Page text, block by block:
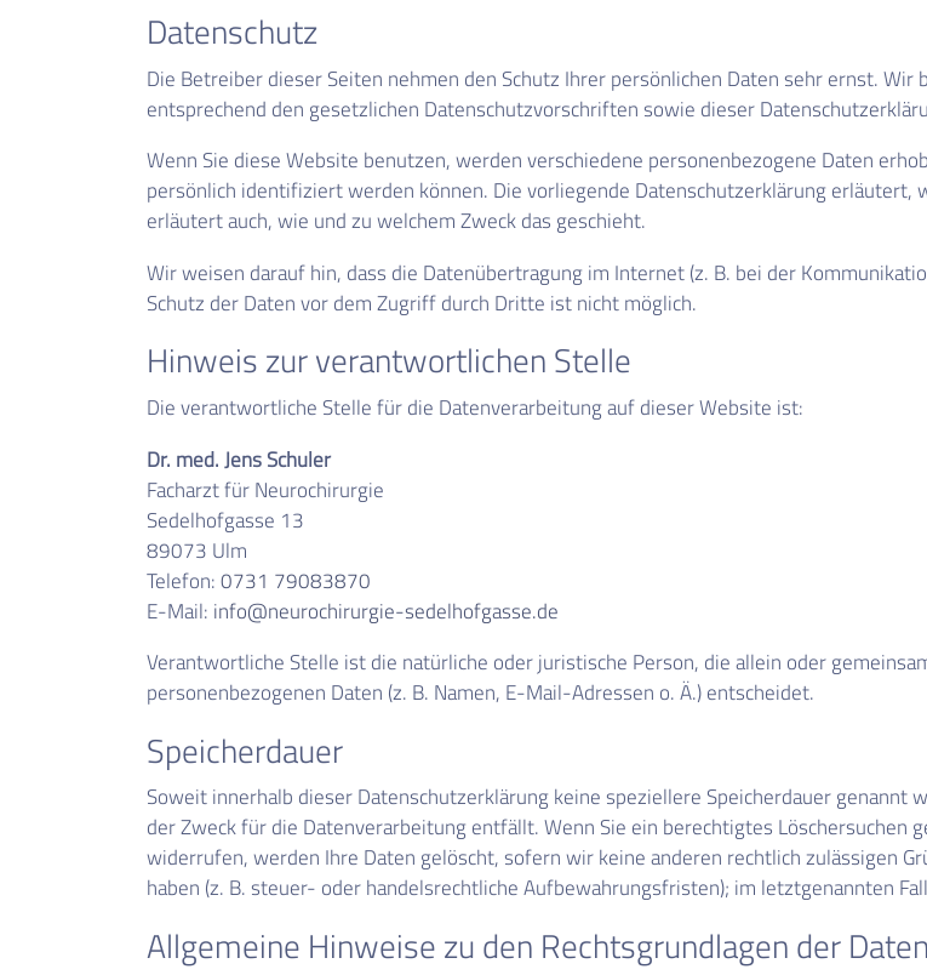
Datenschutz
Die Betreiber dieser Seiten nehmen den Schutz Ihrer persönlichen Daten sehr ernst.
entsprechend den gesetzlichen Datenschutzvorschriften sowie dieser
Wenn Sie diese Website benutzen, werden verschiedene personenbezogene Daten
persönlich identifiziert werden können. Die vorliegende Datenschutzerklärung
erläutert auch, wie und zu welchem Zweck das geschieht.
Wir weisen darauf hin, dass die Datenübertragung im Internet (z. B. bei der
Schutz der Daten vor dem Zugriff durch Dritte ist nicht möglich.
Hinweis zur verantwortlichen Stelle
Die verantwortliche Stelle für die Datenverarbeitung auf dieser Website ist:
Dr. med. Jens Schuler
Facharzt für Neurochirurgie
Sedelhofgasse 13
89073 Ulm
Telefon:0731 79083870
E-Mail: info@neurochirurgie-sedelhofgasse.de
Verantwortliche Stelle ist die natürliche oder juristische Person, die allein oder
personenbezogenen Daten (z. B. Namen, E-Mail-Adressen o. Ä.) entscheidet.
Speicherdauer
Soweit innerhalb dieser Datenschutzerklärung keine speziellere Speicherdauer genannt
der Zweck für die Datenverarbeitung entfällt. Wenn Sie ein berechtigtes Löschersuchen
widerrufen, werden Ihre Daten gelöscht, sofern wir keine anderen rechtlich zulässigen
haben (z. B. steuer- oder handelsrechtliche Aufbewahrungsfristen); im letztgenannten
Allgemeine Hinweise zu den Rechtsgrundlagen der